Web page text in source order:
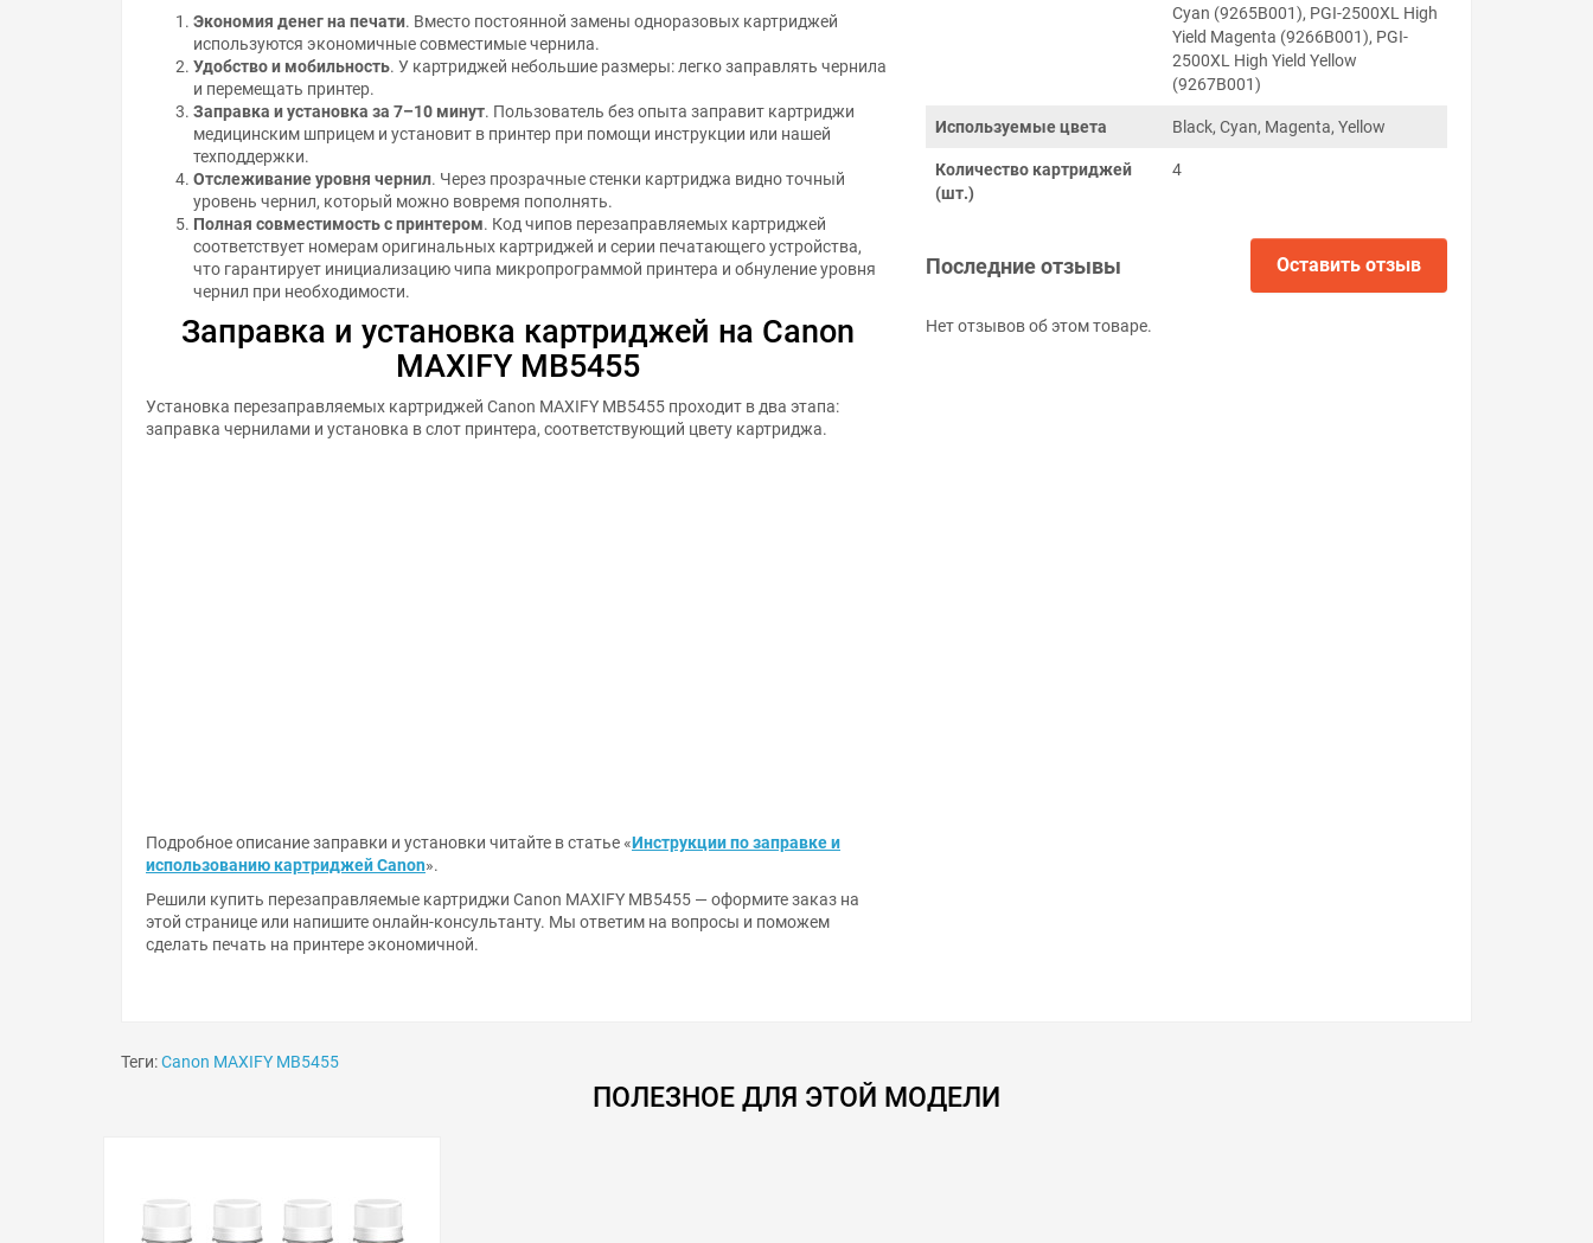
Экономия денег на печати. Вместо постоянной замены одноразовых картриджей
используются экономичные совместимые чернила.
Удобство и мобильность. У картриджей небольшие размеры: легко заправлять чернила
и перемещать принтер.
Заправка и установка за 7–10 минут. Пользователь без опыта заправит картриджи
медицинским шприцем и установит в принтер при помощи инструкции или нашей
техподдержки.
Отслеживание уровня чернил. Через прозрачные стенки картриджа видно точный
уровень чернил, который можно вовремя пополнять.
Полная совместимость с принтером. Код чипов перезаправляемых картриджей
соответствует номерам оригинальных картриджей и серии печатающего устройства,
что гарантирует инициализацию чипа микропрограммой принтера и обнуление уровня
чернил при необходимости.
Заправка и установка картриджей на Canon
MAXIFY MB5455
Установка перезаправляемых картриджей Canon MAXIFY MB5455 проходит в два этапа:
заправка чернилами и установка в слот принтера, соответствующий цвету картриджа.
Подробное описание заправки и установки читайте в статье « Инструкции по заправке и
использованию картриджей Canon
Решили купить перезаправляемые картриджи Canon MAXIFY MB5455 — оформите заказ на
этой странице или напишите онлайн-консультанту. Мы ответим на вопросы и поможем
сделать печать на принтере экономичной.
Cyan (9265B001), PGI-2500XL High
Yield Magenta (9266B001), PGI-
2500XL High Yield Yellow
(9267B001)
Используемые цвета Black, Cyan, Magenta, Yellow
Количество картриджей
(шт.)
4
Последние отзывы Оставить отзыв
Нет отзывов об этом товаре.
Теги: Canon MAXIFY MB5455
ПОЛЕЗНОЕ ДЛЯ ЭТОЙ МОДЕЛИ